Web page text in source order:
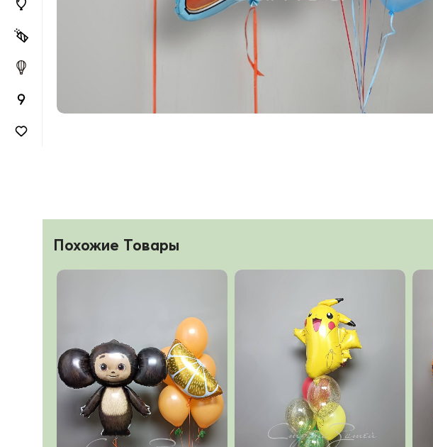
Похожие Товары